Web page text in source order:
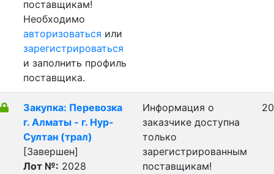
поставщикам!
Необходимо
авторизоваться или
зарегистрироваться
и заполнить профиль
поставщика.
Закупка: Перевозка
г. Алматы - г. Нур-
Султан (трал)
[Завершен]
Лот №: 2028
Информация о
заказчике доступна
только
зарегистрированным
поставщикам!